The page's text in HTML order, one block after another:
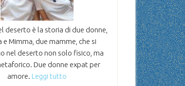
deserto è la storia di due donne,
e Mimma, due mamme, che si
nel deserto non solo fisico, ma
Due donne expat per
amore. Leggi tutto